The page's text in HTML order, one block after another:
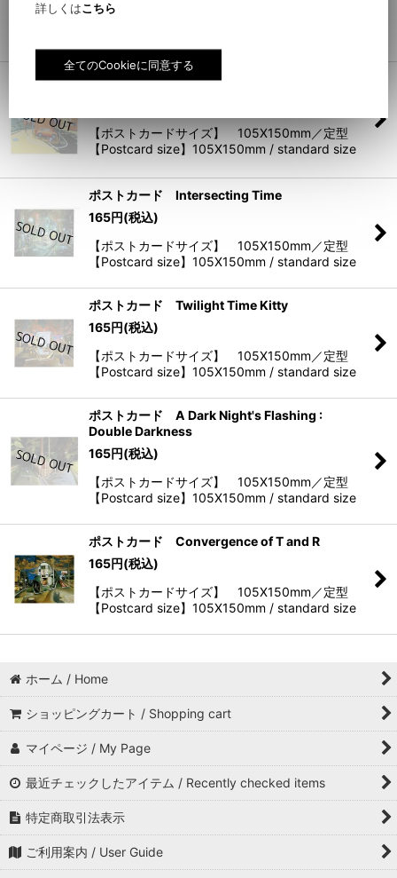
【ポストカードサイズ】 105X150mm／定型
ポストカード Tokyo Family
【ポストカードサイズ】 105X150mm／定型
【Postcard size】105X150mm / standard size
ポストカード Intersecting Time
165円(税込)
【ポストカードサイズ】 105X150mm／定型
【Postcard size】105X150mm / standard size
ポストカード Twilight Time Kitty
165円(税込)
【ポストカードサイズ】 105X150mm／定型
【Postcard size】105X150mm / standard size
ポストカード A Dark Night's Flashing :
Double Darkness
165円(税込)
【ポストカードサイズ】 105X150mm／定型
【Postcard size】105X150mm / standard size
ポストカード Convergence of T and R
165円(税込)
【ポストカードサイズ】 105X150mm／定型
【Postcard size】105X150mm / standard size
ホーム / Home
ショッピングカート / Shopping cart
マイページ / My Page
最近チェックしたアイテム / Recently checked items
特定商取引法表示
ご利用案内 / User Guide
詳しくはこちら